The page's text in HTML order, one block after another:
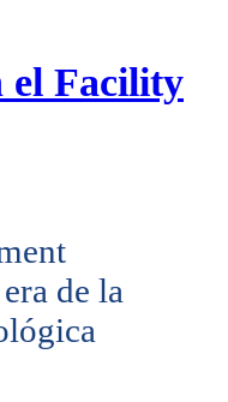
el Facility
de la